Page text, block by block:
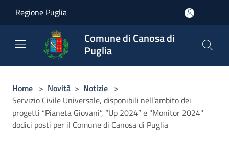
Regione Puglia
Comune di Canosa di
Puglia
Home > Novità > Notizie >
Servizio Civile Universale, disponibili nell’ambito dei
progetti “Pianeta Giovani”, “Up 2024” e "Monitor 2024"
dodici posti per il Comune di Canosa di Puglia